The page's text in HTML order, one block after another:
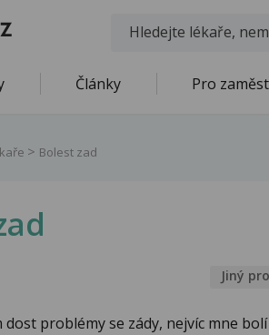
Články Pro
Bolest zad
Jiný
dost problémy se zády, nejvíc mne